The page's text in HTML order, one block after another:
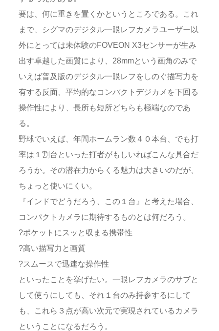
要は、何に重きを置くかというところである。これ
まで、シグマのデジタル一眼レフカメラユーザー以
外にとっては未体験のFOVEON X3センサーが生み
出す卓越した画質により、28mmという画角のみで
いえば普及版のデジタル一眼レフをしのぐ描写力を
有する反面、平均的なコンパクトデジカメを下回る
操作性により、長所も短所どちらも極端なのであ
る。
野球でいえば、年間ホームラン数４０本台、でも打
率は１割台といった打者がもしいればこんな具合だ
ろうか。その潜在力からくる魅力は大きいのだが、
ちょっと使いにくい。
『インドでどうだろう、この１台』と考えた場合、
コンパクトカメラに期待するものとは何だろう。
?ポケットにスッと収まる携帯性
?高い描写力と画質
?スムースで迅速な操作性
といったことを挙げたい。一眼レフカメラのサブと
して使うにしても、それ１台のみ持参するにして
も、これら３点が高い次元で実現されているカメラ
ということになるだろう。